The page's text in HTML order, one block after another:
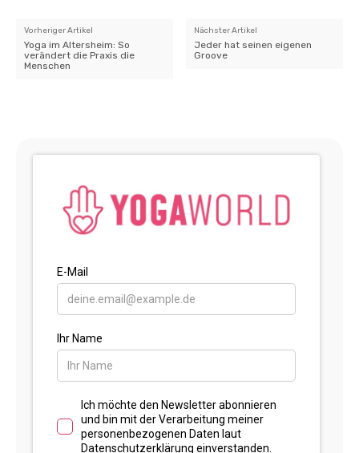
Vorheriger Artikel
Yoga im Altersheim: So
verändert die Praxis die
Menschen
Nächster Artikel
Jeder hat seinen eigenen
Groove